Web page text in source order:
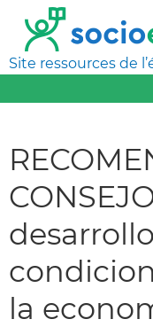
Site ressources de
la